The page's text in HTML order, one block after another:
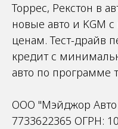
Торрес, Рекстон в
новые авто и KGM
ценам. Тест-драйв
кредит с
авто по программе
ООО "Мэйджор
7733622365 ОГРН: